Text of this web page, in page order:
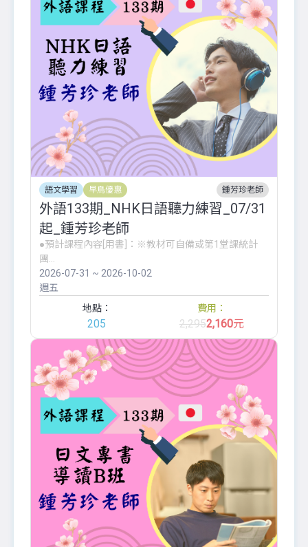
語文學習 早鳥優惠 鍾芳珍老師
外語133期_NHK日語聽力練習_07/31
起_鍾芳珍老師
●預計課程內容[用書]：※教材可自備或第1堂課統計
團...
2026-07-31 ~ 2026-10-02
週五
地點：
205
費用：
2,2952,160元